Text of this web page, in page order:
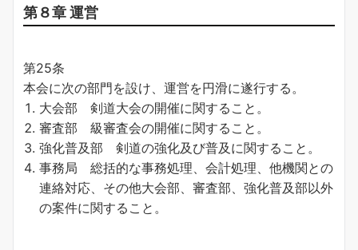
第８章 運営
第25条
本会に次の部門を設け、運営を円滑に遂行する。
大会部 剣道大会の開催に関すること。
審査部 級審査会の開催に関すること。
強化普及部 剣道の強化及び普及に関すること。
事務局 総括的な事務処理、会計処理、他機関との
連絡対応、その他大会部、審査部、強化普及部以外
の案件に関すること。